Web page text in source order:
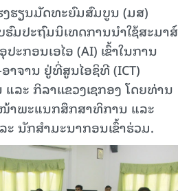
ງຮຽນມັດທະຍົມສົມບູນ (ມສ)
ຮົມປະຖົມນິເທດການນຳໃຊ້ສະມາສ໌
ະກອນເອໄອ (AI) ເຂົ້າໃນການ
າຈານ ຢູ່ທີ່ສູນໄອຊິທີ (ICT)
ລະ ກິລາແຂວງເຊກອງ ໂດຍທ່ານ
າພະແນກສຶກສາທິການ ແລະ
ນັກສຳມະນາກອນເຂົ້າຮ່ວມ.